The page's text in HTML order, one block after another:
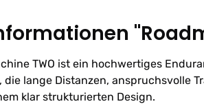
TWO ist ein hochwertiges
lange Distanzen, anspruchsvolle
klar strukturierten Design.